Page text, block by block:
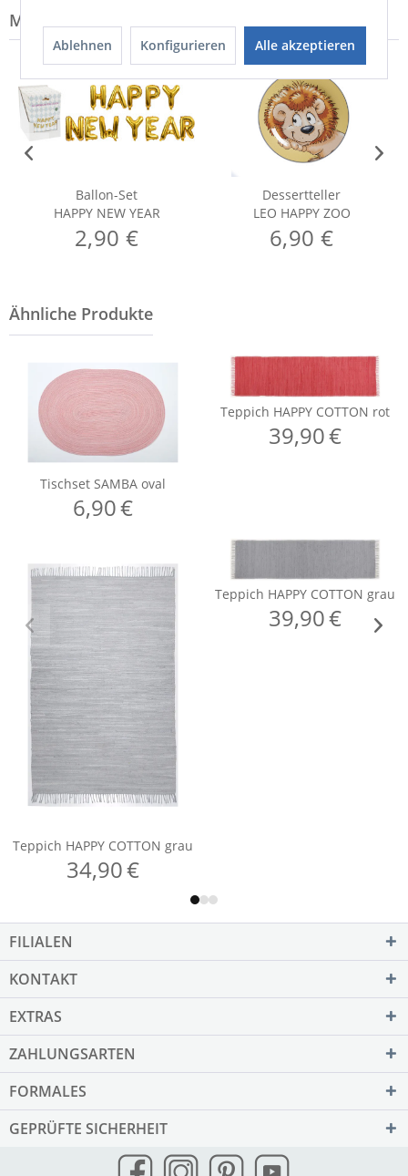
Modell-Familie: HAPPY
Ballon-Set
HAPPY NEW YEAR
2,90 €
Dessertteller
LEO HAPPY ZOO
6,90 €
FILIALEN
KONTAKT
EXTRAS
ZAHLUNGSARTEN
FORMALES
GEPRÜFTE SICHERHEIT
Ablehnen Konfigurieren Alle akzeptieren